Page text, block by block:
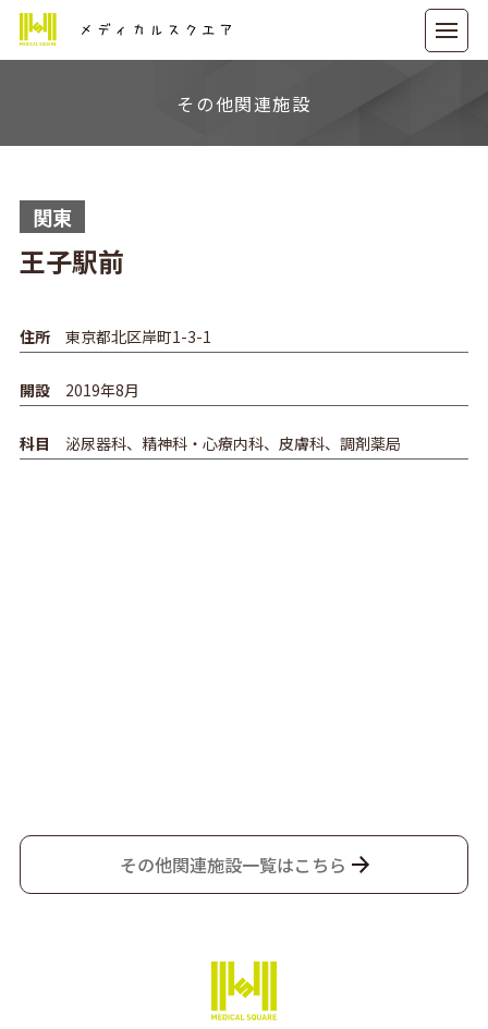
メディカルスクエア
その他関連施設
関東
王子駅前
住所 東京都北区岸町1-3-1
開設 2019年8月
科目 泌尿器科、精神科・心療内科、皮膚科、調剤薬局
その他関連施設一覧はこちら